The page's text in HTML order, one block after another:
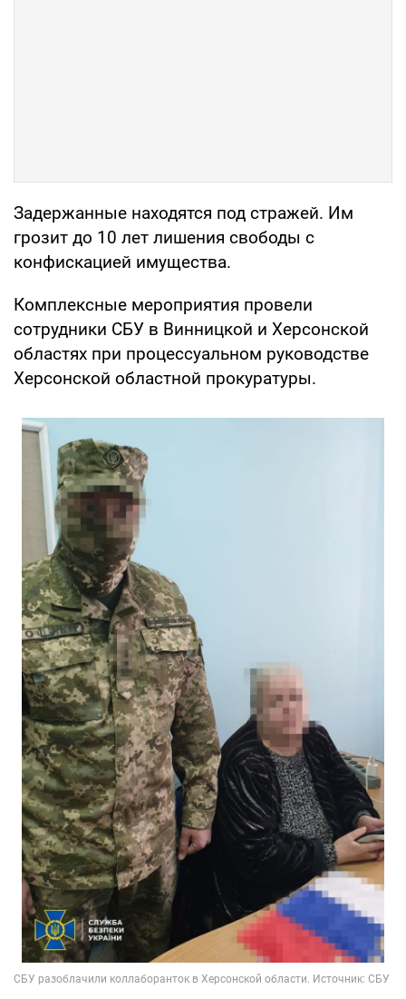
Задержанные находятся под стражей. Им
грозит до 10 лет лишения свободы с
конфискацией имущества.
Комплексные мероприятия провели
сотрудники СБУ в Винницкой и Херсонской
областях при процессуальном руководстве
Херсонской областной прокуратуры.